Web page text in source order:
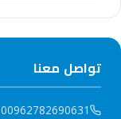
تواصل معنا
00962782690631